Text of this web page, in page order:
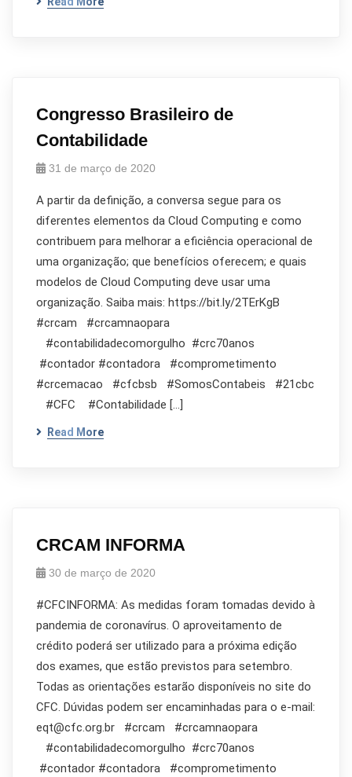
Congresso Brasileiro de
Contabilidade
31 de março de 2020
A partir da definição, a conversa segue para os
diferentes elementos da Cloud Computing e como
contribuem para melhorar a eficiência operacional de
uma organização; que benefícios oferecem; e quais
modelos de Cloud Computing deve usar uma
organização. Saiba mais: https://bit.ly/2TErKgB
#crcam #crcamnaopara
#contabilidadecomorgulho #crc70anos
#contador #contadora #comprometimento
#crcemacao #cfcbsb #SomosContabeis #21cbc
#CFC #Contabilidade […]
Read More
CRCAM INFORMA
30 de março de 2020
#CFCINFORMA: As medidas foram tomadas devido à
pandemia de coronavírus. O aproveitamento de
crédito poderá ser utilizado para a próxima edição
dos exames, que estão previstos para setembro.
Todas as orientações estarão disponíveis no site do
CFC. Dúvidas podem ser encaminhadas para o e-mail:
eqt@cfc.org.br #crcam #crcamnaopara
#contabilidadecomorgulho #crc70anos
#contador #contadora #comprometimento